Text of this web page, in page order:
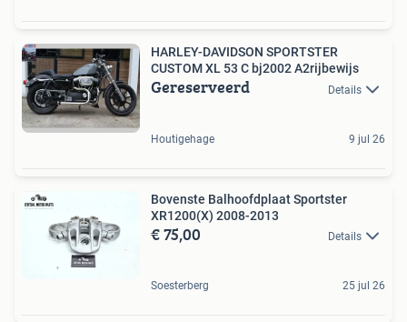
HARLEY-DAVIDSON SPORTSTER
CUSTOM XL 53 C bj2002 A2rijbewijs
Gereserveerd Details
Houtigehage 9 jul 26
Bovenste Balhoofdplaat Sportster
XR1200(X) 2008-2013
€ 75,00 Details
Soesterberg 25 jul 26